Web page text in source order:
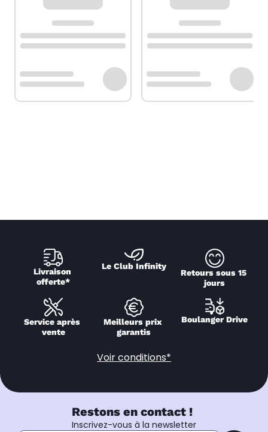
Livraison
offerte*
Le Club Infinity
Retours sous 15
jours
Service après
vente
Meilleurs prix
garantis
Boulanger Drive
Voir conditions*
Restons en contact !
Inscrivez-vous à la newsletter